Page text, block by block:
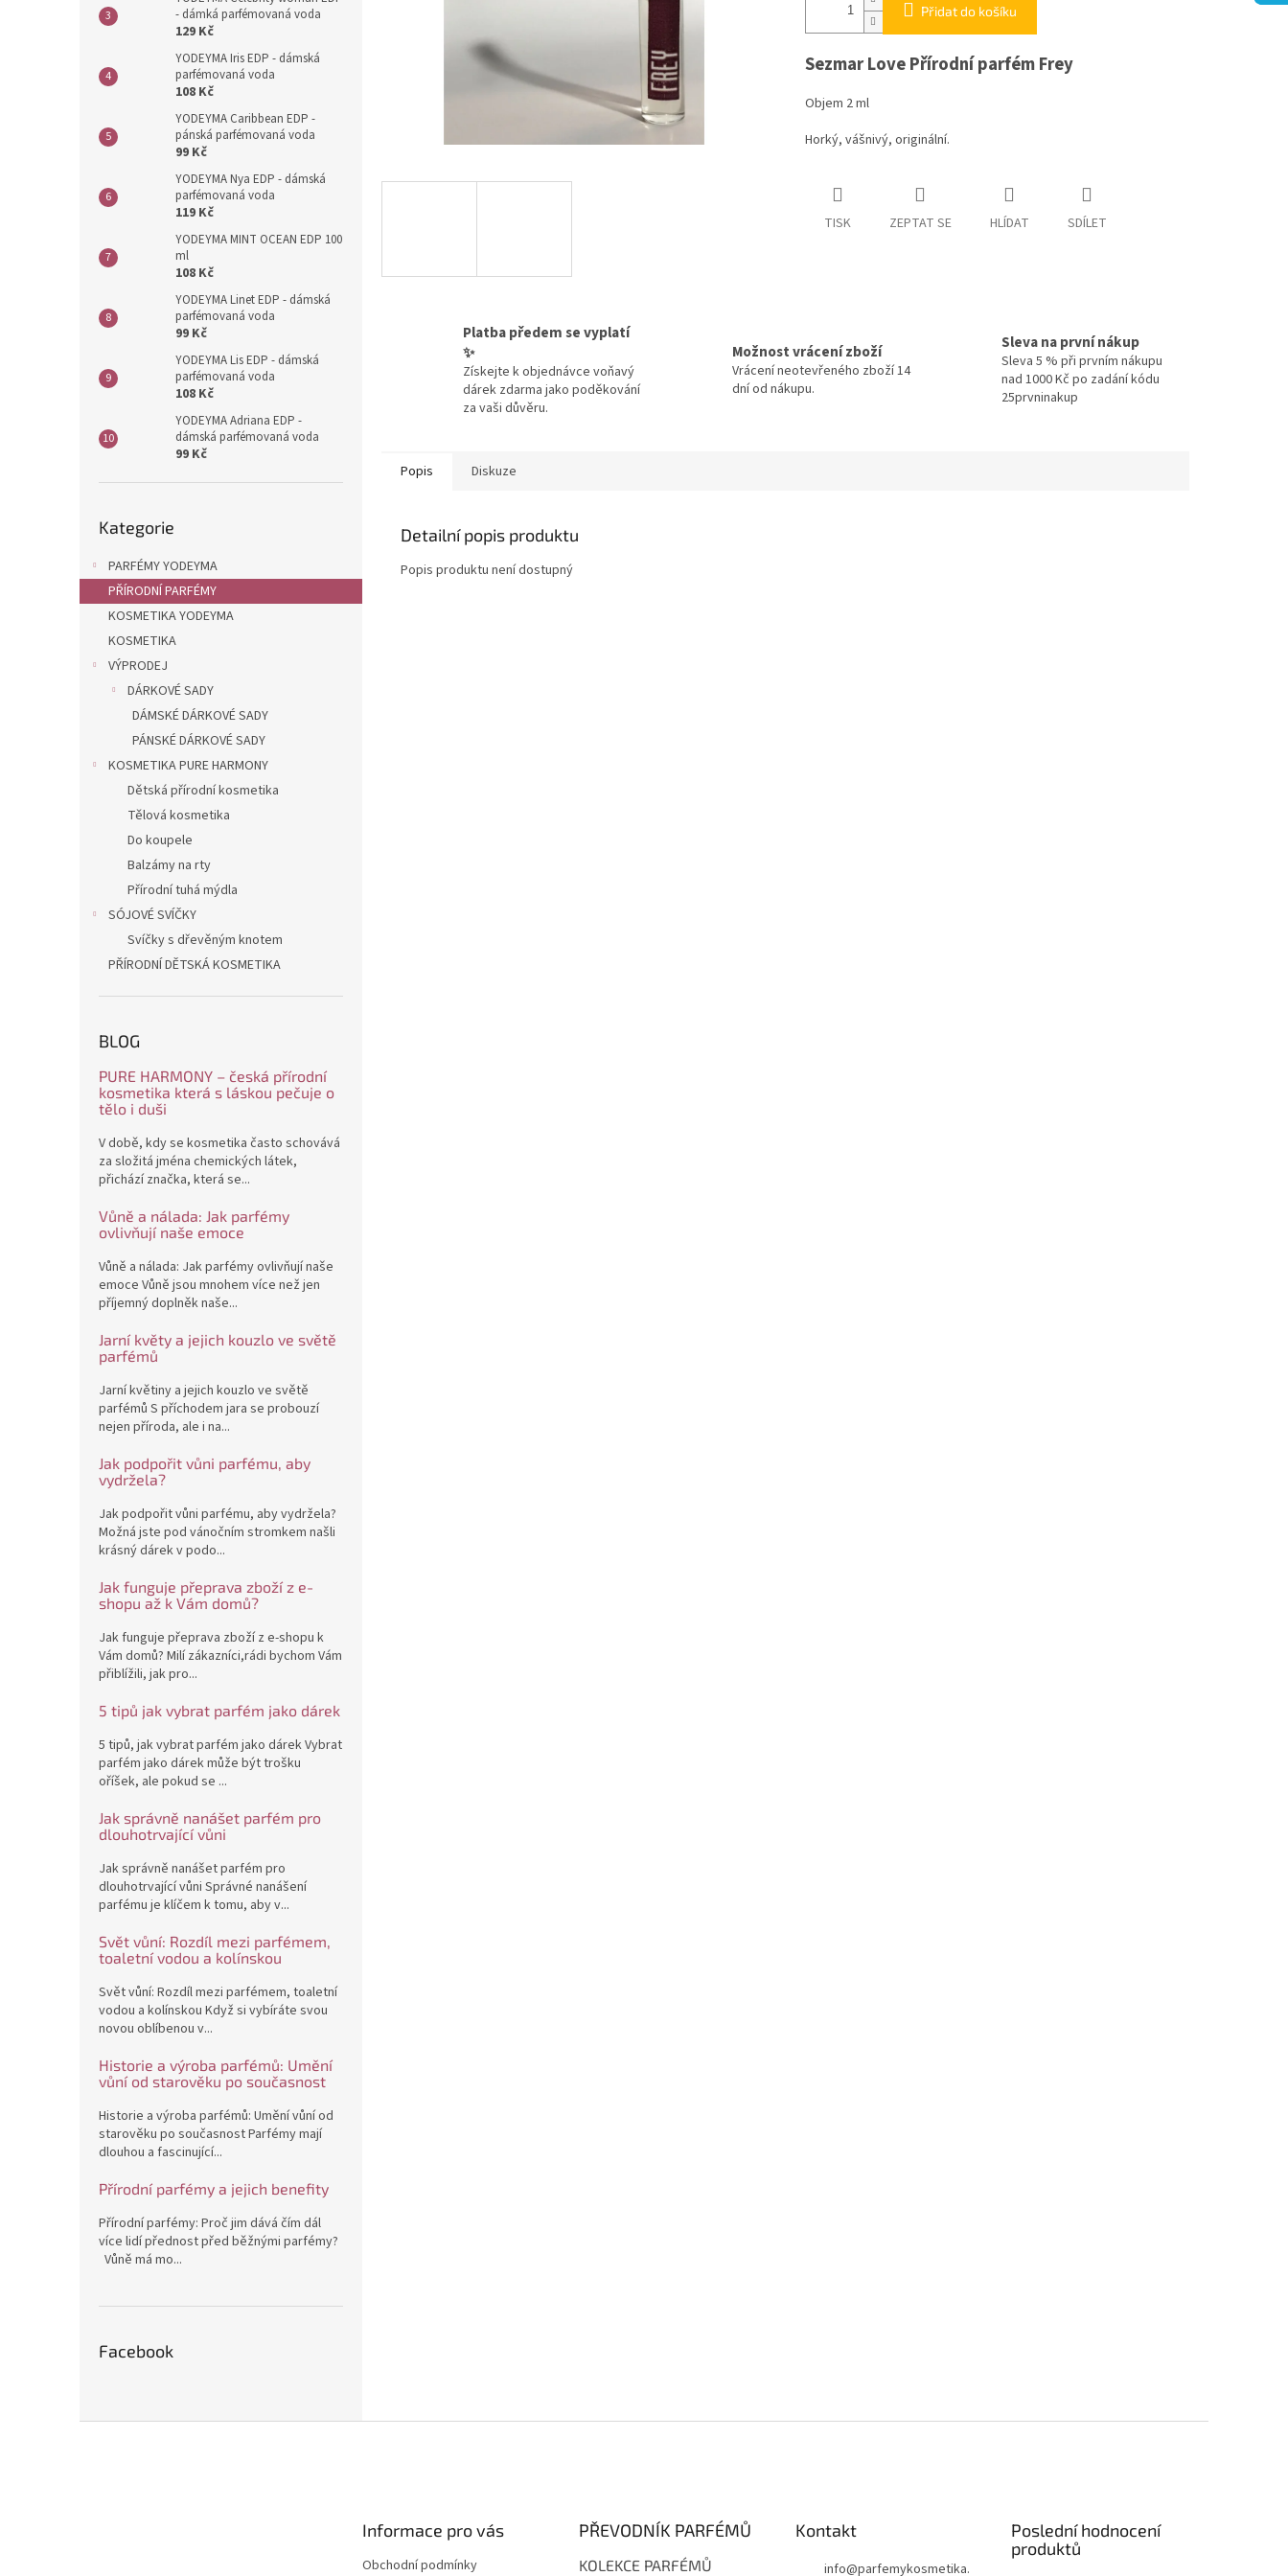
- dámká parfémovaná voda
129 Kč
YODEYMA Iris EDP - dámská
parfémovaná voda
108 Kč
YODEYMA Caribbean EDP -
pánská parfémovaná voda
99 Kč
YODEYMA Nya EDP - dámská
parfémovaná voda
119 Kč
YODEYMA MINT OCEAN EDP 100
ml
108 Kč
YODEYMA Linet EDP - dámská
parfémovaná voda
99 Kč
YODEYMA Lis EDP - dámská
parfémovaná voda
108 Kč
YODEYMA Adriana EDP -
dámská parfémovaná voda
99 Kč
kategorie
Kategorie
PARFÉMY YODEYMA
PŘÍRODNÍ PARFÉMY
KOSMETIKA YODEYMA
KOSMETIKA
VÝPRODEJ
DÁRKOVÉ SADY
DÁMSKÉ DÁRKOVÉ SADY
PÁNSKÉ DÁRKOVÉ SADY
KOSMETIKA PURE HARMONY
Dětská přírodní kosmetika
Tělová kosmetika
Do koupele
Balzámy na rty
Přírodní tuhá mýdla
SÓJOVÉ SVÍČKY
Svíčky s dřevěným knotem
PŘÍRODNÍ DĚTSKÁ KOSMETIKA
BLOG
PURE HARMONY – česká přírodní
kosmetika která s láskou pečuje o
tělo i duši
V době, kdy se kosmetika často schovává
za složitá jména chemických látek,
přichází značka, která se...
Vůně a nálada: Jak parfémy
ovlivňují naše emoce
Vůně a nálada: Jak parfémy ovlivňují naše
emoce Vůně jsou mnohem více než jen
příjemný doplněk naše...
Jarní květy a jejich kouzlo ve světě
parfémů
Jarní květiny a jejich kouzlo ve světě
parfémů S příchodem jara se probouzí
nejen příroda, ale i na...
Jak podpořit vůni parfému, aby
vydržela?
Jak podpořit vůni parfému, aby vydržela?
Možná jste pod vánočním stromkem našli
krásný dárek v podo...
Jak funguje přeprava zboží z e-
shopu až k Vám domů?
Jak funguje přeprava zboží z e-shopu k
Vám domů? Milí zákazníci,rádi bychom Vám
přiblížili, jak pro...
5 tipů jak vybrat parfém jako dárek
5 tipů, jak vybrat parfém jako dárek Vybrat
parfém jako dárek může být trošku
oříšek, ale pokud se ...
Jak správně nanášet parfém pro
dlouhotrvající vůni
Jak správně nanášet parfém pro
dlouhotrvající vůni Správné nanášení
parfému je klíčem k tomu, aby v...
Svět vůní: Rozdíl mezi parfémem,
toaletní vodou a kolínskou
Svět vůní: Rozdíl mezi parfémem, toaletní
vodou a kolínskou Když si vybíráte svou
novou oblíbenou v...
Historie a výroba parfémů: Umění
vůní od starověku po současnost
Historie a výroba parfémů: Umění vůní od
starověku po současnost Parfémy mají
dlouhou a fascinující...
Přírodní parfémy a jejich benefity
Přírodní parfémy: Proč jim dává čím dál
více lidí přednost před běžnými parfémy?
Vůně má mo...
Facebook
Přidat do košíku
Sezmar Love Přírodní parfém Frey
Objem 2 ml
Horký, vášnivý, originální.
TISK ZEPTAT SE HLÍDAT SDÍLET
Platba předem se vyplatí
✨
Získejte k objednávce voňavý
dárek zdarma jako poděkování
za vaši důvěru.
Možnost vrácení zboží
Vrácení neotevřeného zboží 14
dní od nákupu.
Sleva na první nákup
Sleva 5 % při prvním nákupu
nad 1000 Kč po zadání kódu
25prvninakup
Popis Diskuze
Detailní popis produktu
Popis produktu není dostupný
Informace pro vás
Obchodní podmínky
PŘEVODNÍK PARFÉMŮ
KOLEKCE PARFÉMŮ
Kontakt
info@parfemykosmetika.
Poslední hodnocení
produktů